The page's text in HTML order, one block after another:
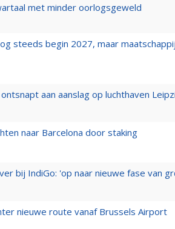
met minder oorlogsgeweld
steeds begin 2027, maar
aan aanslag op luchthaven
naar Barcelona door staking
bij IndiGo: 'op naar nieuwe fase van
nieuwe route vanaf Brussels Airport